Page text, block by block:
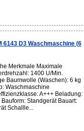
6143 D3 Waschmaschine (6
Merkmale Maximale
1400 U/Min.
Baumwolle (Waschen): 6 kg
Waschmaschine
A+++ Beladung:
Standgerät Bauart:
Schallle...